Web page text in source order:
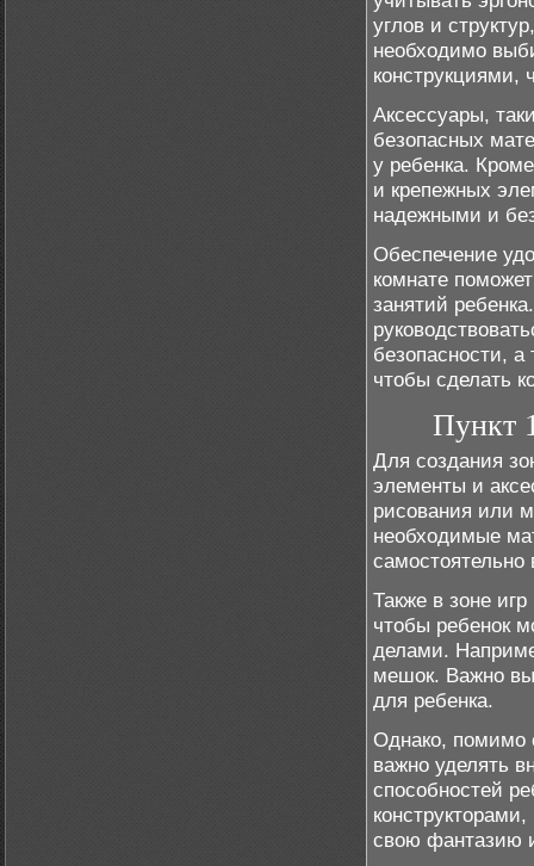
углов и
необходимо
конструкциями,
Аксессуары,
безопасных
у ребенка.
и крепежных
надежными и
Обеспечение
комнате
занятий
безопасности,
чтобы сделать
Пункт
Для создания
элементы и
рисования или
необходимые
Также в зоне
чтобы ребенок
делами.
мешок. Важно
для ребенка.
Однако, помимо
важно уделять
способностей
свою фантазию